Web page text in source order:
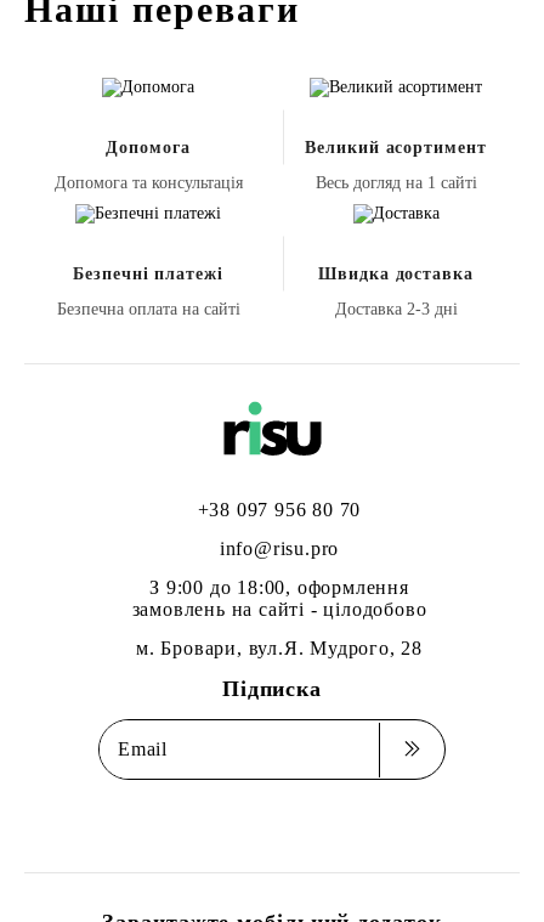
Наші переваги
Допомога
Допомога та консультація
Великий асортимент
Весь догляд на 1 сайті
Безпечні платежі
Безпечна оплата на сайті
Швидка доставка
Доставка 2-3 дні
+38 097 956 80 70
info@risu.pro
З 9:00 до 18:00, оформлення
замовлень на сайті - цілодобово
м. Бровари, вул.Я. Мудрого, 28
Підписка